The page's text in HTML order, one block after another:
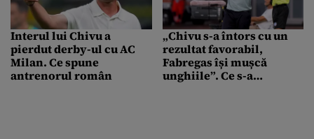
Interul lui Chivu a
pierdut derby-ul cu AC
Milan. Ce spune
antrenorul român
„Chivu s-a întors cu un
rezultat favorabil,
Fabregas își mușcă
unghiile”. Ce s-a